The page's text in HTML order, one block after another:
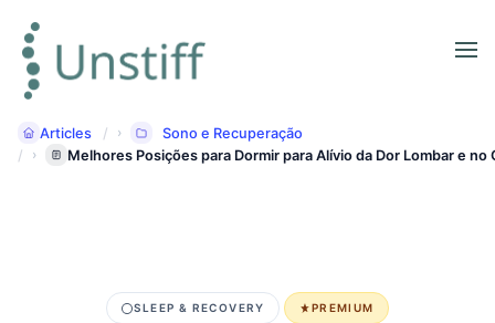
Articles
Sono e Recuperação
Melhores Posições para Dormir para Alívio da Dor Lombar e
SLEEP & RECOVERY PREMIUM